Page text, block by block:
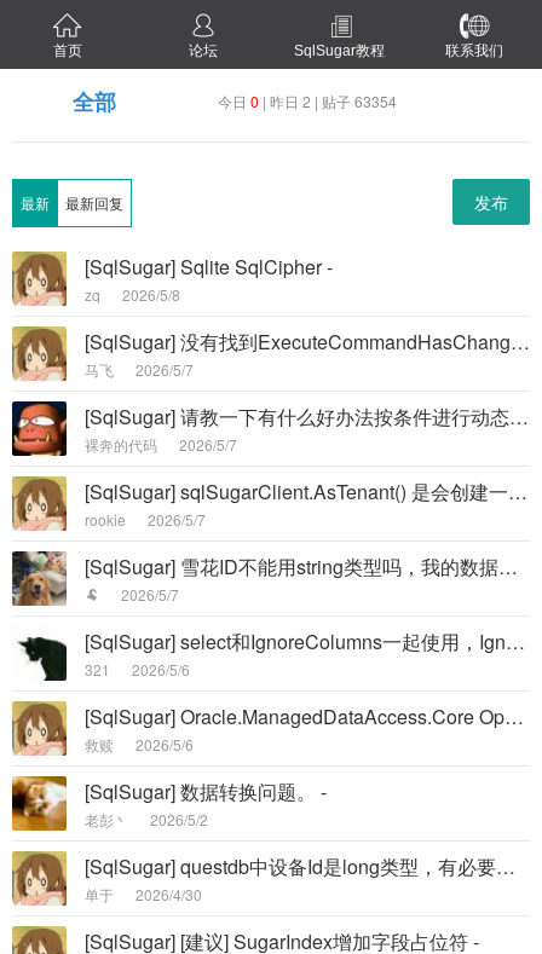
首页 论坛 SqlSugar教程 联系我们
全部 今日 0 | 昨日 2 | 贴子 63354
最新 最新回复 发布
[SqlSugar] Sqlite SqlCipher -
zq 2026/5/8
[SqlSugar] 没有找到ExecuteCommandHasChange的用法 -
马飞 2026/5/7
[SqlSugar] 请教一下有什么好办法按条件进行动态子查询 -
裸奔的代码 2026/5/7
[SqlSugar] sqlSugarClient.AsTenant() 是会创建一个新对象吗？ -
rookie 2026/5/7
[SqlSugar] 雪花ID不能用string类型吗，我的数据库是varchar类型 -
🐏 2026/5/7
[SqlSugar] select和IgnoreColumns一起使用，IgnoreColumns不生效 -
321 2026/5/6
[SqlSugar] Oracle.ManagedDataAccess.Core OpenAsync() 高并发超时 Bug -
救赎 2026/5/6
[SqlSugar] 数据转换问题。 -
老彭丶 2026/5/2
[SqlSugar] questdb中设备Id是long类型，有必要改为string 的 symbol吗 -
单于 2026/4/30
[SqlSugar] [建议] SugarIndex增加字段占位符 -